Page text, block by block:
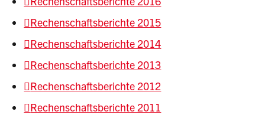
Rechenschaftsberichte 2015
Rechenschaftsberichte 2014
Rechenschaftsberichte 2013
Rechenschaftsberichte 2012
Rechenschaftsberichte 2011